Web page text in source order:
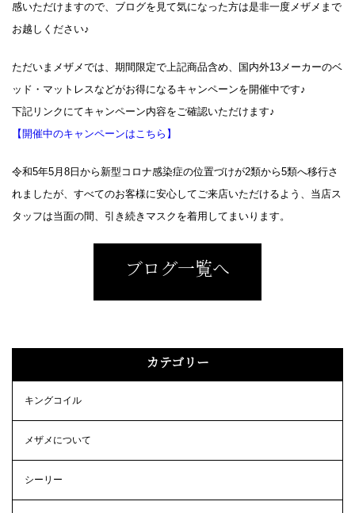
感いただけますので、ブログを見て気になった方は是非一度メザメまで
お越しください♪
ただいまメザメでは、期間限定で上記商品含め、国内外13メーカーのベ
ッド・マットレスなどがお得になるキャンペーンを開催中です♪
下記リンクにてキャンペーン内容をご確認いただけます♪
【開催中のキャンペーンはこちら】
令和5年5月8日から新型コロナ感染症の位置づけが2類から5類へ移行さ
れましたが、すべてのお客様に安心してご来店いただけるよう、当店ス
タッフは当面の間、引き続きマスクを着用してまいります。
ブログ一覧へ
カテゴリー
キングコイル
メザメについて
シーリー